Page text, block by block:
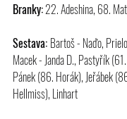
Branky: 22. Adeshina, 68.
Sestava: Bartoš - Naďo,
Macek - Janda D., Pastyřík
Pánek (86. Horák), Jeřábek
Hellmiss), Linhart